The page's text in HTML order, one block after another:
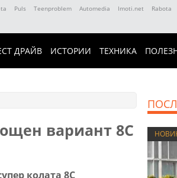
Puls Teenproblem Automedia Imoti.net Rabota
ДРАЙВ ИСТОРИИ ТЕХНИКА
вариант 8C
колата 8C